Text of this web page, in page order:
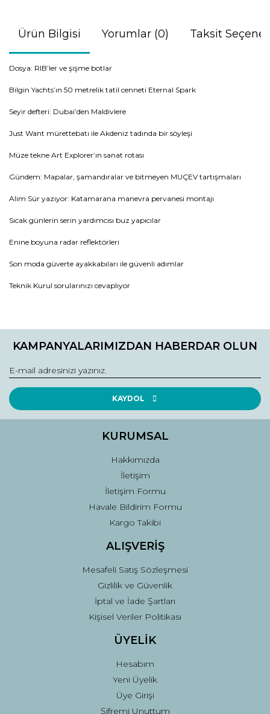
Ürün Bilgisi Yorumlar (0) Taksit
Dosya: RIB’ler ve şişme botlar
Bilgin Yachts’ın 50 metrelik tatil cenneti Eternal Spark
Seyir defteri: Dubai’den Maldivlere
Just Want mürettebatı ile Akdeniz tadında bir söyleşi
Müze tekne Art Explorer’ın sanat rotası
Gündem: Mapalar, şamandıralar ve bitmeyen MUÇEV tartışmaları
Alim Sür yazıyor: Katamarana manevra pervanesi montajı
Sıcak günlerin serin yardımcısı buz yapıcılar
Enine boyuna radar reflektörleri
Son moda güverte ayakkabıları ile güvenli adımlar
Teknik Kurul sorularınızı cevaplıyor
konularda yetersiz gördüğünüz noktaları öneri formunu
Görüş ve önerileriniz için teşekkür ederiz.
Ürün resmi kalitesiz, bozuk veya görüntülenemiyor.
Ürün açıklamasında eksik bilgiler bulunuyor.
Ürün fiyatı diğer sitelerden daha pahalı.
Gönder
KAMPANYALARIMIZDAN HABERDAR OLUN
KAYDOL
KURUMSAL
Hakkımızda
İletişim
İletişim Formu
Havale Bildirim Formu
Kargo Takibi
ALIŞVERİŞ
Mesafeli Satış Sözleşmesi
Gizlilik ve Güvenlik
İptal ve İade Şartları
Kişisel Veriler Politikası
ÜYELİK
Hesabım
Yeni Üyelik
Üye Girişi
Şifremi Unuttum